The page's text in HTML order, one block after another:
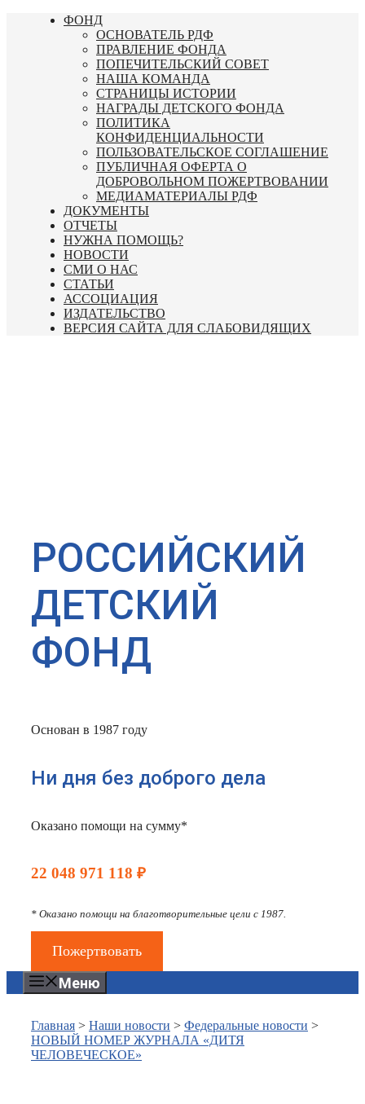
Перейти
ФОНД
ОСНОВАТЕЛЬ РДФ
ПРАВЛЕНИЕ ФОНДА
ПОПЕЧИТЕЛЬСКИЙ СОВЕТ
НАША КОМАНДА
СТРАНИЦЫ ИСТОРИИ
НАГРАДЫ ДЕТСКОГО ФОНДА
ПОЛИТИКА
КОНФИДЕНЦИАЛЬНОСТИ
ПОЛЬЗОВАТЕЛЬСКОЕ СОГЛАШЕНИЕ
ПУБЛИЧНАЯ ОФЕРТА О
ДОБРОВОЛЬНОМ ПОЖЕРТВОВАНИИ
МЕДИАМАТЕРИАЛЫ РДФ
ДОКУМЕНТЫ
ОТЧЕТЫ
НУЖНА ПОМОЩЬ?
НОВОСТИ
СМИ О НАС
СТАТЬИ
АССОЦИАЦИЯ
ИЗДАТЕЛЬСТВО
ВЕРСИЯ САЙТА ДЛЯ СЛАБОВИДЯЩИХ
РОССИЙСКИЙ
ДЕТСКИЙ
ФОНД
Основан в 1987 году
Ни дня без доброго дела
Оказано помощи на сумму*
22 048 971 118 ₽
* Оказано помощи на благотворительные цели с 1987.
Пожертвовать
Меню
Главная > Наши новости > Федеральные новости >
НОВЫЙ НОМЕР ЖУРНАЛА «ДИТЯ
ЧЕЛОВЕЧЕСКОЕ»